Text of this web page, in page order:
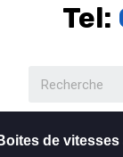
Tel:
de